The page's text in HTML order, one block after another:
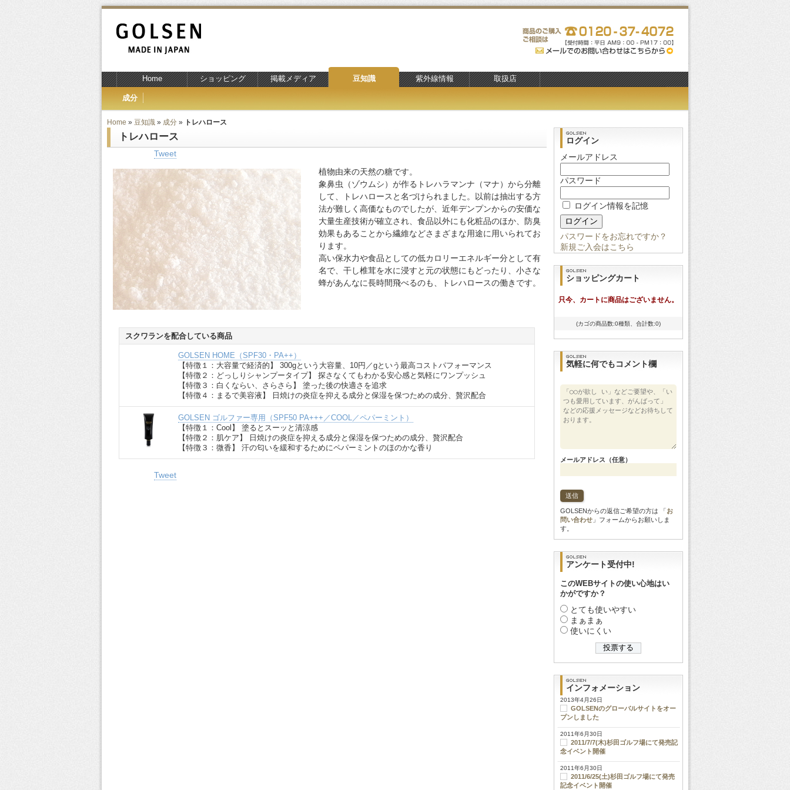
Home ショッピング 掲載メディア 豆知識 紫外線情報 取扱店
成分
Home » 豆知識 » 成分 » トレハロース
トレハロース
Tweet
植物由来の天然の糖です。
象鼻虫（ゾウムシ）が作るトレハラマンナ（マナ）から分離
して、トレハロースと名づけられました。以前は抽出する方
法が難しく高価なものでしたが、近年デンプンからの安価な
大量生産技術が確立され、食品以外にも化粧品のほか、防臭
効果もあることから繊維などさまざまな用途に用いられてお
ります。
高い保水力や食品としての低カロリーエネルギー分として有
名で、干し椎茸を水に浸すと元の状態にもどったり、小さな
蜂があんなに長時間飛べるのも、トレハロースの働きです。
スクワランを配合している商品
GOLSEN HOME（SPF30・PA++）
【特徴１：大容量で経済的】 300gという大容量、10円／gという最高コストパフォーマンス
【特徴２：どっしりシャンプータイプ】 探さなくてもわかる安心感と気軽にワンプッシュ
【特徴３：白くならい、さらさら】 塗った後の快適さを追求
【特徴４：まるで美容液】 日焼けの炎症を抑える成分と保湿を保つための成分、贅沢配合
GOLSEN ゴルファー専用（SPF50 PA+++／COOL／ペパーミント）
【特徴１：Cool】 塗るとスーッと清涼感
【特徴２：肌ケア】 日焼けの炎症を抑える成分と保湿を保つための成分、贅沢配合
【特徴３：微香】 汗の匂いを緩和するためにペパーミントのほのかな香り
Tweet
ログイン
メールアドレス
パスワード
ログイン情報を記憶
パスワードをお忘れですか？
新規ご入会はこちら
ショッピングカート
只今、カートに商品はございません。
(カゴの商品数:0種類、合計数:0)
気軽に何でもコメント欄
メールアドレス（任意）
GOLSENからの返信ご希望の方は 「お
問い合わせ 」フォームからお願いしま
す。
アンケート受付中!
このWEBサイトの使い心地はい
かがですか？
とても使いやすい
まぁまぁ
使いにくい
インフォメーション
2013年4月26日
GOLSENのグローバルサイトをオー
プンしました
2011年6月30日
2011/7/7(木)杉田ゴルフ場にて発売記
念イベント開催
2011年6月30日
2011/6/25(土)杉田ゴルフ場にて発売
記念イベント開催